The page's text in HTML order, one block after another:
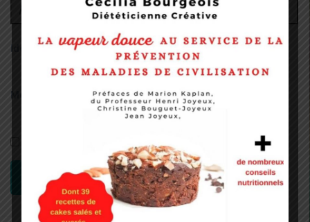
Administrateur
Identifiant:
CONNEXION